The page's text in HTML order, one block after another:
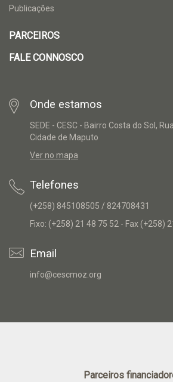
Publicações
PARCEIROS
FALE CONNOSCO
Onde estamos
SEDE - CESC - Bairro Costa do Sol,
Cidade de Maputo
Ver no mapa
Telefones
(+258) 845108505 / 824708431
Fixo: (+258) 21 48 75 52 - Fax (+258)
Email
info@cescmoz.org
Parceiros